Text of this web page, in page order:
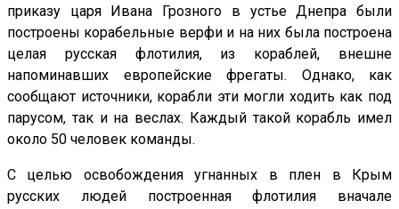
приказу царя Ивана Грозного в устье Днепра были
построены корабельные верфи и на них была построена
целая русская флотилия, из кораблей, внешне
напоминавших европейские фрегаты. Однако, как
сообщают источники, корабли эти могли ходить как под
парусом, так и на веслах. Каждый такой корабль имел
около 50 человек команды.
С целью освобождения угнанных в плен в Крым
русских людей построенная флотилия вначале